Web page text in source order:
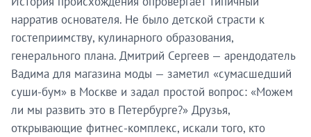
нарратив основателя. Не было детской страсти к
гостеприимству, кулинарного образования,
генерального плана. Дмитрий Сергеев — арендодатель
Вадима для магазина моды — заметил «сумасшедший
суши-бум» в Москве и задал простой вопрос: «Можем
ли мы развить это в Петербурге?» Друзья,
открывающие фитнес-комплекс, искали того, кто